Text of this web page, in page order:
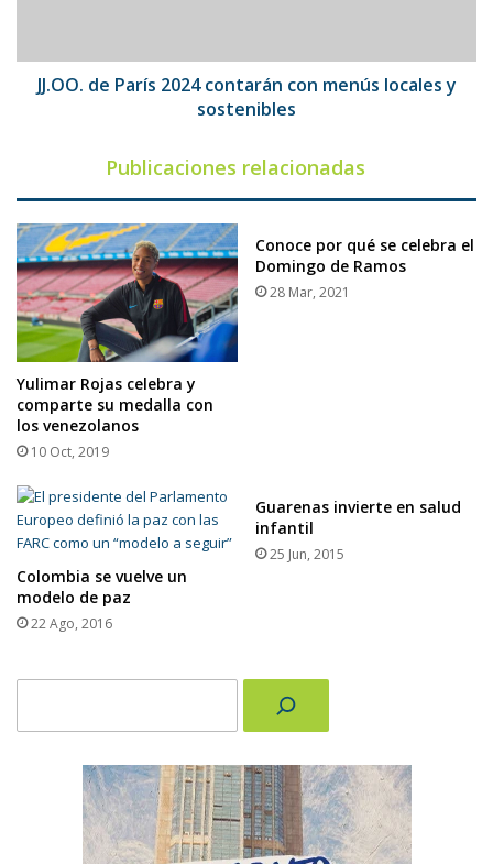
y
sostenibles
JJ.OO. de París 2024 contarán con menús locales y
sostenibles
Publicaciones relacionadas
Yulimar Rojas celebra y
comparte su medalla con
los venezolanos
10 Oct, 2019
Conoce por qué se celebra el
Domingo de Ramos
28 Mar, 2021
Colombia se vuelve un
modelo de paz
22 Ago, 2016
Guarenas invierte en salud
infantil
25 Jun, 2015